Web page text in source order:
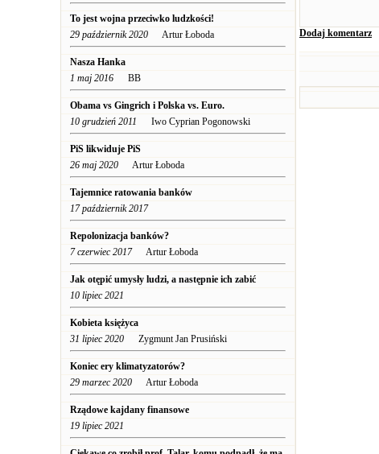
To jest wojna przeciwko ludzkości!
29 październik 2020 Artur Łoboda
Nasza Hanka
1 maj 2016 BB
Obama vs Gingrich i Polska vs. Euro.
10 grudzień 2011 Iwo Cyprian Pogonowski
PiS likwiduje PiS
26 maj 2020 Artur Łoboda
Tajemnice ratowania banków
17 październik 2017
Repolonizacja banków?
7 czerwiec 2017Artur Łoboda
Jak otępić umysły ludzi, a następnie ich zabić
10 lipiec 2021
Kobieta księżyca
31 lipiec 2020 Zygmunt Jan Prusiński
Koniec ery klimatyzatorów?
29 marzec 2020 Artur Łoboda
Rządowe kajdany finansowe
19 lipiec 2021
Dodaj komentarz